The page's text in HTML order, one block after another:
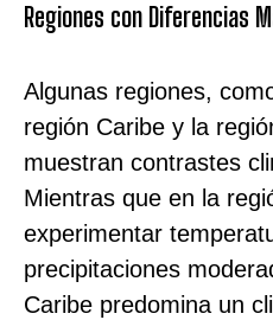
Regiones con Diferencias
Algunas regiones,
región Caribe y la
muestran contrastes
Mientras que en la
experimentar
precipitaciones
Caribe predomina un